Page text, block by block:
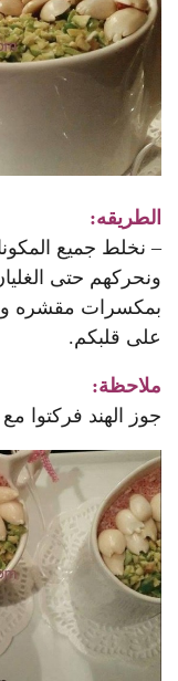
الطريقه:
– نخلط جميع
ونحركهم حتى
بمكسرات مقشره
على قلبكم.
ملاحظة:
جوز الهند فركتوا